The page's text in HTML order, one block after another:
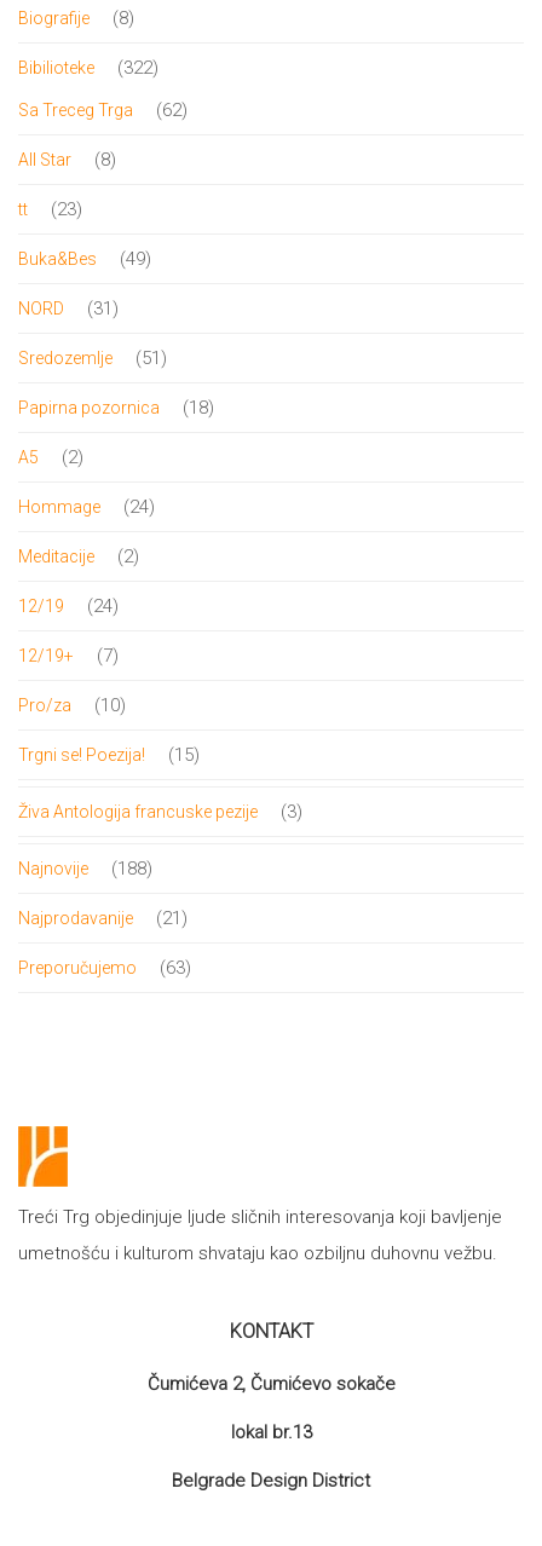
Biografije 88
Bibilioteke 322322
proizvoda
Sa Treceg Trga 6262
All Star 88
tt 2323
Buka&Bes 4949
NORD 3131
Sredozemlje 5151
Papirna pozornica 1818
A5 22
Hommage 2424
Meditacije 22
12/19 2424
12/19+ 77
Pro/za 1010
Trgni se! Poezija! 1515
Živa Antologija francuske pezije 33
Najnovije 188188
Najprodavanije 2121
Preporučujemo 6363
Treći Trg objedinjuje ljude sličnih interesovanja koji bavljenje
umetnošću i kulturom shvataju kao ozbiljnu duhovnu vežbu.
KONTAKT
Čumićeva 2, Čumićevo sokače
lokal br.13
Belgrade Design District